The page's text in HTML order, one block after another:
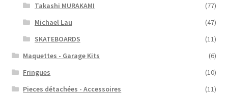
Takashi MURAKAMI
(77)
Michael Lau
(47)
SKATEBOARDS
(11)
Maquettes - Garage Kits
(6)
Fringues
(10)
Pieces détachées - Accessoires
(11)